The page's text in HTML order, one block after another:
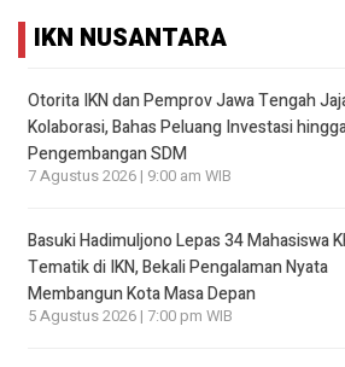
IKN NUSANTARA
Otorita IKN dan Pemprov Jawa Tengah
Kolaborasi, Bahas Peluang Investasi
Pengembangan SDM
7 Agustus 2026 | 9:00 am WIB
Basuki Hadimuljono Lepas 34 Mahasiswa
Tematik di IKN, Bekali Pengalaman Nyata
Membangun Kota Masa Depan
5 Agustus 2026 | 7:00 pm WIB